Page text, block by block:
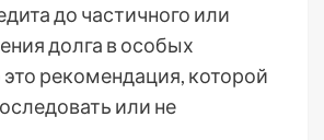
до частичного или
долга в особых
рекомендация, которой
или не